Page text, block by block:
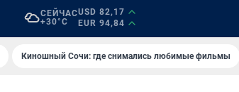
СЕЙЧАС
+30°C
USD 82,17
EUR 94,84
Киношный Сочи: где снимались любимые фильмы